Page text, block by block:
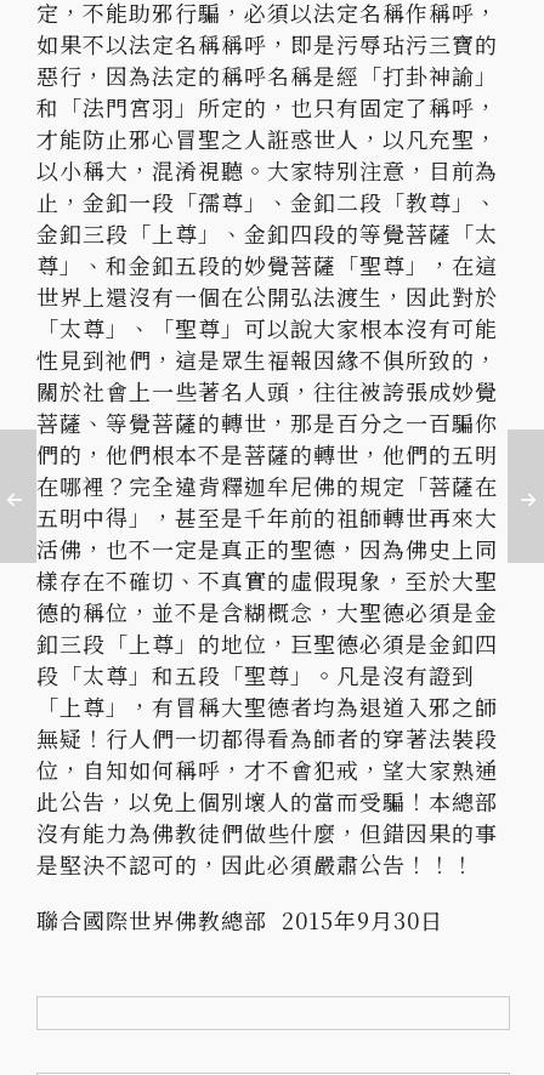
定，不能助邪行騙，必須以法定名稱作稱呼，
如果不以法定名稱稱呼，即是污辱玷污三寶的
惡行，因為法定的稱呼名稱是經「打卦神諭」
和「法門宮羽」所定的，也只有固定了稱呼，
才能防止邪心冒聖之人誑惑世人，以凡充聖，
以小稱大，混淆視聽。大家特別注意，目前為
止，金釦一段「孺尊」、金釦二段「教尊」、
金釦三段「上尊」、金釦四段的等覺菩薩「太
尊」、和金釦五段的妙覺菩薩「聖尊」，在這
世界上還沒有一個在公開弘法渡生，因此對於
「太尊」、「聖尊」可以說大家根本沒有可能
性見到祂們，這是眾生福報因緣不俱所致的，
關於社會上一些著名人頭，往往被誇張成妙覺
菩薩、等覺菩薩的轉世，那是百分之一百騙你
們的，他們根本不是菩薩的轉世，他們的五明
在哪裡？完全違背釋迦牟尼佛的規定「菩薩在
五明中得」，甚至是千年前的祖師轉世再來大
活佛，也不一定是真正的聖德，因為佛史上同
樣存在不確切、不真實的虛假現象，至於大聖
德的稱位，並不是含糊概念，大聖德必須是金
釦三段「上尊」的地位，巨聖德必須是金釦四
段「太尊」和五段「聖尊」。凡是沒有證到
「上尊」，有冒稱大聖德者均為退道入邪之師
無疑！行人們一切都得看為師者的穿著法裝段
位，自知如何稱呼，才不會犯戒，望大家熟通
此公告，以免上個別壞人的當而受騙！本總部
沒有能力為佛教徒們做些什麼，但錯因果的事
是堅決不認可的，因此必須嚴肅公告！！！
聯合國際世界佛教總部 2015年9月30日